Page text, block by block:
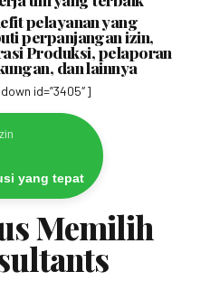
pelayanan yang
perpanjangan izin,
Produksi, pelaporan
dan lainnya
id=”3405″]
yang tepat
Memilih